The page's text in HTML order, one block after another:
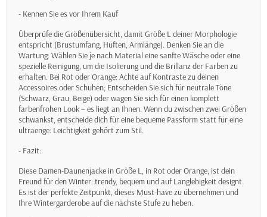
- Kennen Sie es vor Ihrem Kauf
Überprüfe die Größenübersicht, damit Größe L deiner Morphologie
entspricht (Brustumfang, Hüften, Armlänge). Denken Sie an die
Wartung: Wählen Sie je nach Material eine sanfte Wäsche oder eine
spezielle Reinigung, um die Isolierung und die Brillanz der Farben zu
erhalten. Bei Rot oder Orange: Achte auf Kontraste zu deinen
Accessoires oder Schuhen; Entscheiden Sie sich für neutrale Töne
(Schwarz, Grau, Beige) oder wagen Sie sich für einen komplett
farbenfrohen Look – es liegt an Ihnen. Wenn du zwischen zwei Größen
schwankst, entscheide dich für eine bequeme Passform statt für eine
ultraenge: Leichtigkeit gehört zum Stil.
- Fazit:
Diese Damen-Daunenjacke in Größe L, in Rot oder Orange, ist dein
Freund für den Winter: trendy, bequem und auf Langlebigkeit designt.
Es ist der perfekte Zeitpunkt, dieses Must-have zu übernehmen und
Ihre Wintergarderobe auf die nächste Stufe zu heben.